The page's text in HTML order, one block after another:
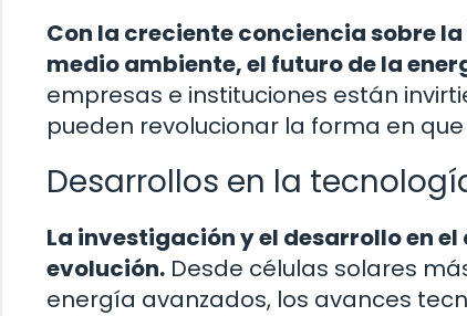
Con la creciente conciencia sobre
medio ambiente, el futuro de la
empresas e instituciones están
pueden revolucionar la forma en
Desarrollos en la
La investigación y el desarrollo en
evolución. Desde células solares
energía avanzados, los avances